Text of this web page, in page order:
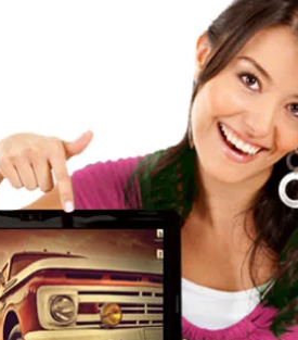
ремонт ноутбуков
и производителей